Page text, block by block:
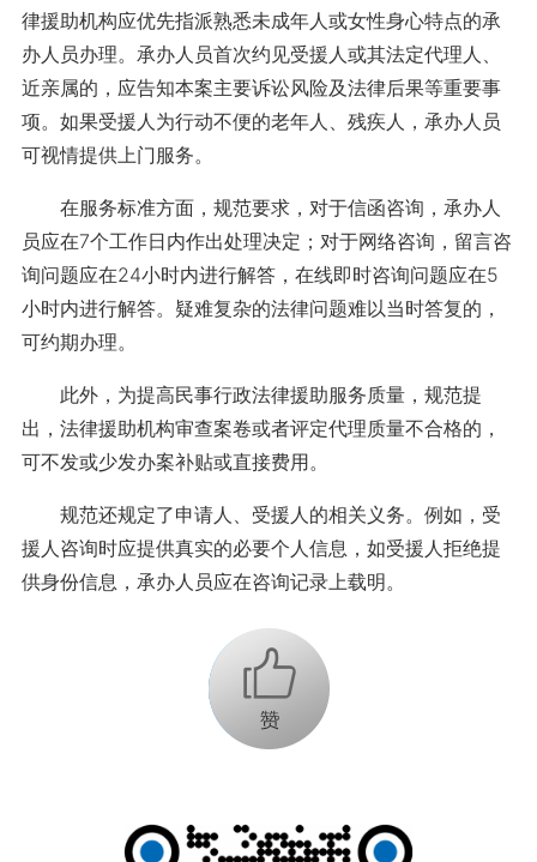
律援助机构应优先指派熟悉未成年人或女性身心特点的承
办人员办理。承办人员首次约见受援人或其法定代理人、
近亲属的，应告知本案主要诉讼风险及法律后果等重要事
项。如果受援人为行动不便的老年人、残疾人，承办人员
可视情提供上门服务。
在服务标准方面，规范要求，对于信函咨询，承办人
员应在7个工作日内作出处理决定；对于网络咨询，留言咨
询问题应在24小时内进行解答，在线即时咨询问题应在5
小时内进行解答。疑难复杂的法律问题难以当时答复的，
可约期办理。
此外，为提高民事行政法律援助服务质量，规范提
出，法律援助机构审查案卷或者评定代理质量不合格的，
可不发或少发办案补贴或直接费用。
规范还规定了申请人、受援人的相关义务。例如，受
援人咨询时应提供真实的必要个人信息，如受援人拒绝提
供身份信息，承办人员应在咨询记录上载明。
+1